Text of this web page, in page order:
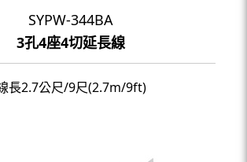
SYPW-344BA
3孔4座4切延長線
長2.7公尺/9尺(2.7m/9ft)